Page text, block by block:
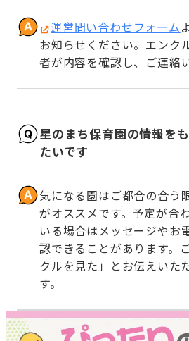
運営問い合わせフォーム
お知らせください。エンク
者が内容を確認し、ご連絡
星のまち保育園の情報を
たいです
気になる園はご都合の合う
がオススメです。予定が合
いる場合はメッセージやお
認できることがあります。
クルを見た」とお伝えいた
す。